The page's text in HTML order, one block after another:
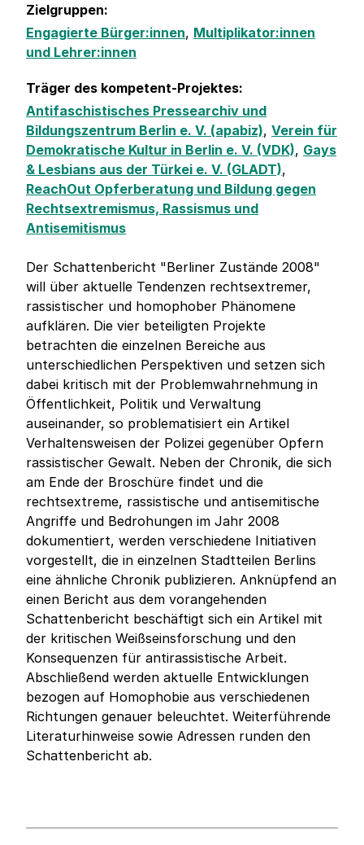
Zielgruppen:
Engagierte Bürger:innen, Multiplikator:innen
und Lehrer:innen
Träger des kompetent-Projektes:
Antifaschistisches Pressearchiv und
Bildungszentrum Berlin e. V. (apabiz), Verein für
Demokratische Kultur in Berlin e. V. (VDK), Gays
& Lesbians aus der Türkei e. V. (GLADT),
ReachOut Opferberatung und Bildung gegen
Rechtsextremismus, Rassismus und
Antisemitismus
Der Schattenbericht "Berliner Zustände 2008"
will über aktuelle Tendenzen rechtsextremer,
rassistischer und homophober Phänomene
aufklären. Die vier beteiligten Projekte
betrachten die einzelnen Bereiche aus
unterschiedlichen Perspektiven und setzen sich
dabei kritisch mit der Problemwahrnehmung in
Öffentlichkeit, Politik und Verwaltung
auseinander, so problematisiert ein Artikel
Verhaltensweisen der Polizei gegenüber Opfern
rassistischer Gewalt. Neben der Chronik, die sich
am Ende der Broschüre findet und die
rechtsextreme, rassistische und antisemitische
Angriffe und Bedrohungen im Jahr 2008
dokumentiert, werden verschiedene Initiativen
vorgestellt, die in einzelnen Stadtteilen Berlins
eine ähnliche Chronik publizieren. Anknüpfend an
einen Bericht aus dem vorangehenden
Schattenbericht beschäftigt sich ein Artikel mit
der kritischen Weißseinsforschung und den
Konsequenzen für antirassistische Arbeit.
Abschließend werden aktuelle Entwicklungen
bezogen auf Homophobie aus verschiedenen
Richtungen genauer beleuchtet. Weiterführende
Literaturhinweise sowie Adressen runden den
Schattenbericht ab.